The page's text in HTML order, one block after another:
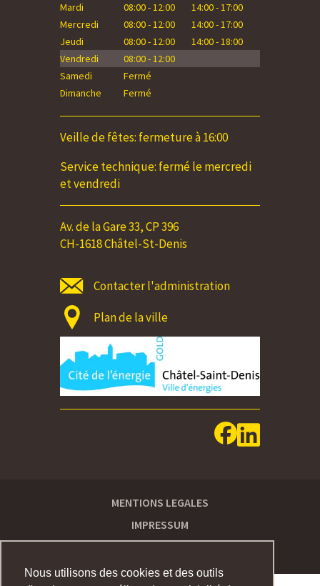
Nous utilisons des cookies et des outils
Mardi
08:00 - 12:00
14:00 - 17:00
Mercredi
08:00 - 12:00
14:00 - 17:00
Jeudi
08:00 - 12:00
14:00 - 18:00
Vendredi
08:00 - 12:00
Samedi
Fermé
Dimanche
Fermé
Veille de fêtes: fermeture à 16:00
Service technique: fermé le mercredi
et vendredi
Av. de la Gare 33, CP 396
CH-1618 Châtel-St-Denis
Contacter l'administration
Plan de la ville
MENTIONS LEGALES
IMPRESSUM